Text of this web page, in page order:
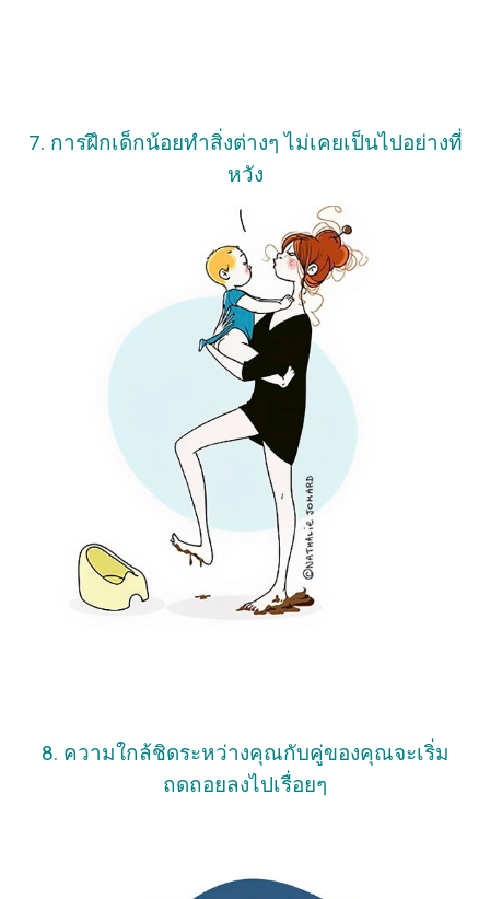
7. การฝึกเด็กน้อยทำสิ่งต่างๆ ไม่เคยเป็นไปอย่างที่
หวัง
8. ความใกล้ชิดระหว่างคุณกับคู่ของคุณจะเริ่ม
ถดถอยลงไปเรื่อยๆ